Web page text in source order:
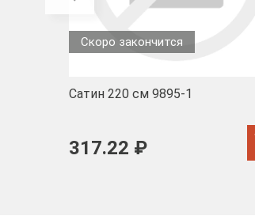
Скоро закончится
Сатин 220 см 9895-1
317.22 ₽